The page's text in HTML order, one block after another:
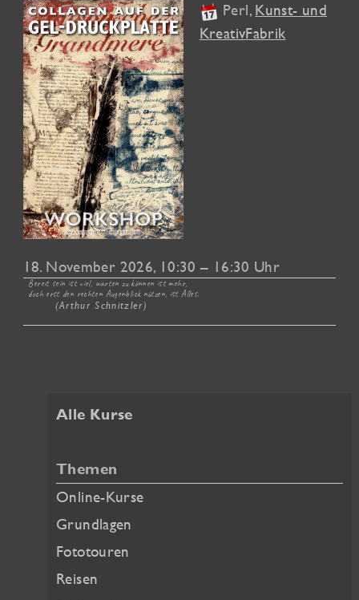
Perl, Kunst- und
KreativFabrik
18. November 2026, 10:30 – 16:30 Uhr
Bereit sein ist viel, warten zu können ist mehr,
doch erst den rechten Augenblick nützen, ist Alles.
(Arthur Schnitzler)
Alle Kurse
Themen
Online-Kurse
Grundlagen
Fototouren
Reisen